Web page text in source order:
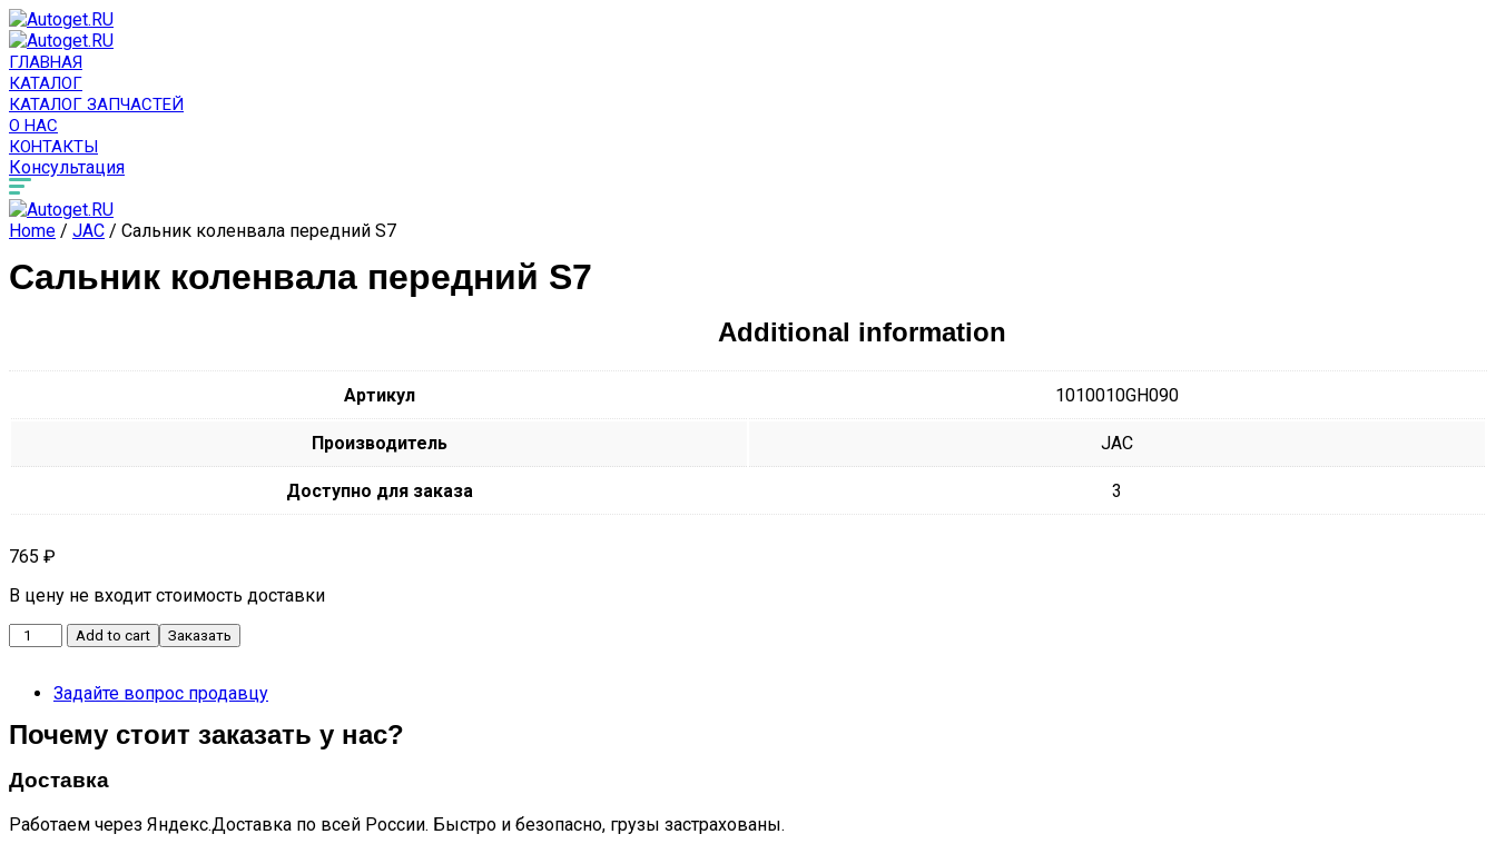
ГЛАВНАЯ
КАТАЛОГ
КАТАЛОГ ЗАПЧАСТЕЙ
О НАС
КОНТАКТЫ
Консультация
Home / JAC / Сальник коленвала передний S7
Сальник коленвала передний S7
Additional information
Артикул 1010010GH090
Производитель JAC
Доступно для заказа 3
765 ₽
В цену не входит стоимость доставки
Сальник
коленвала
Add to cart Заказать
Задайте вопрос продавцу
Почему стоит заказать у нас?
Доставка
Работаем через Яндекс.Доставка по всей России. Быстро и безопасно, грузы застрахованы.